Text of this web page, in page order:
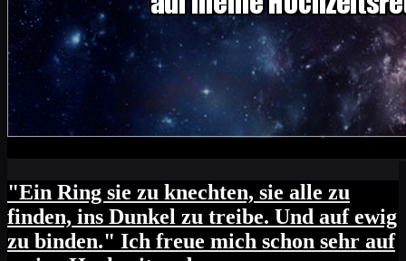
"Ein Ring sie zu knechten, sie alle zu
finden, ins Dunkel zu treibe. Und auf ewig
zu binden." Ich freue mich schon sehr auf